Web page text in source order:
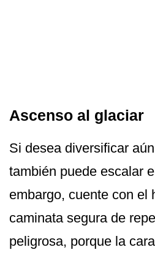
Ascenso al glaciar
Si desea diversificar
también puede escalar
embargo, cuente con el
caminata segura de
peligrosa, porque la